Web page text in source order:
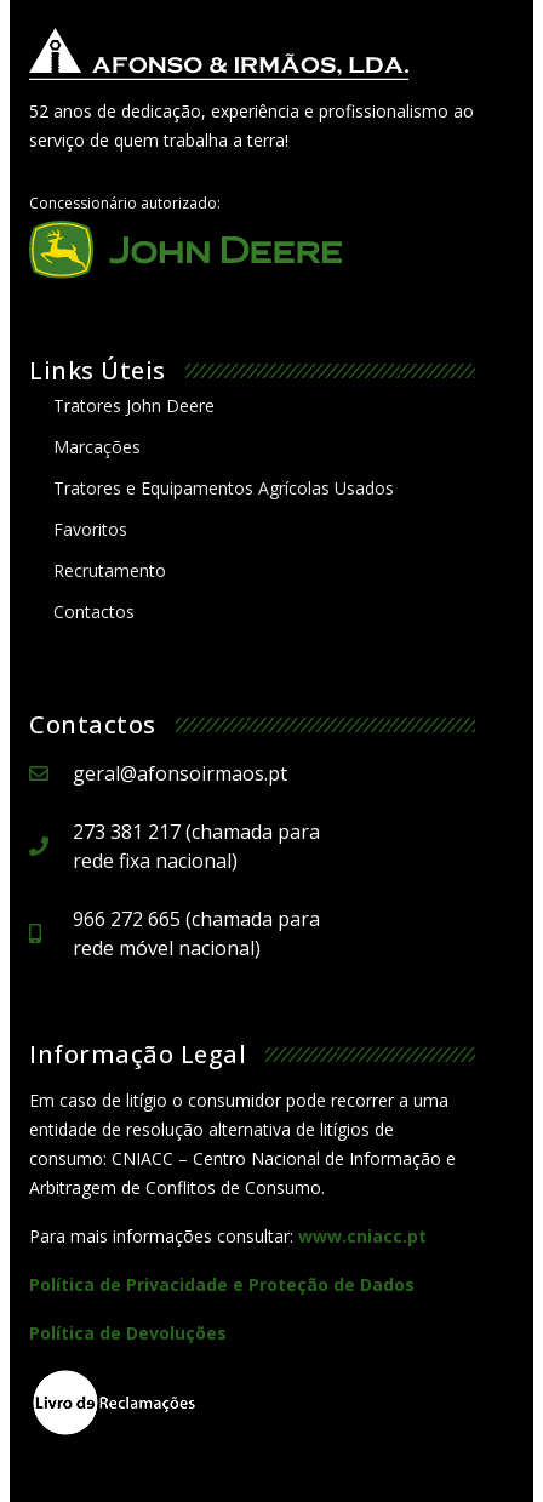
52 anos de dedicação, experiência e profissionalismo ao
serviço de quem trabalha a terra!
Concessionário autorizado:
Links Úteis
Tratores John Deere
Marcações
Tratores e Equipamentos Agrícolas Usados
Favoritos
Recrutamento
Contactos
Contactos
geral@afonsoirmaos.pt
273 381 217 (chamada para
rede fixa nacional)
966 272 665 (chamada para
rede móvel nacional)
Informação Legal
Em caso de litígio o consumidor pode recorrer a uma
entidade de resolução alternativa de litígios de
consumo: CNIACC – Centro Nacional de Informação e
Arbitragem de Conflitos de Consumo.
Para mais informações consultar: www.cniacc.pt
Política de Privacidade e Proteção de Dados
Política de Devoluções